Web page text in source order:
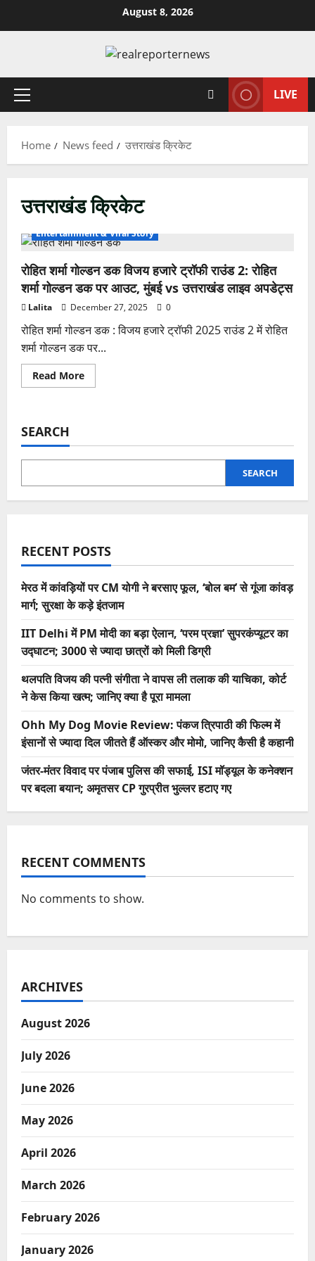
August 8, 2026
Primary
LIVE
Home News feed उत्तराखंड क्रिकेट
उत्तराखंड क्रिकेट
Entertainment & Viral Story
रोहित शर्मा गोल्डन डक विजय हजारे ट्रॉफी राउंड 2: रोहित
शर्मा गोल्डन डक पर आउट, मुंबई vs उत्तराखंड लाइव अपडेट्स
Lalita December 27, 2025 0
रोहित शर्मा गोल्डन डक : विजय हजारे ट्रॉफी 2025 राउंड 2 में रोहित
शर्मा गोल्डन डक पर...
Read MoreRead
more
विजय
ट्रॉफी
2:
शर्मा
मुंबई
vs
लाइव
अपडेट्स
SEARCH
SEARCH
RECENT POSTS
मेरठ में कांवड़ियों पर CM योगी ने बरसाए फूल, ‘बोल बम’ से गूंजा कांवड़
मार्ग; सुरक्षा के कड़े इंतजाम
IIT Delhi में PM मोदी का बड़ा ऐलान, ‘परम प्रज्ञा’ सुपरकंप्यूटर का
उद्घाटन; 3000 से ज्यादा छात्रों को मिली डिग्री
थलपति विजय की पत्नी संगीता ने वापस ली तलाक की याचिका, कोर्ट
ने केस किया खत्म; जानिए क्या है पूरा मामला
Ohh My Dog Movie Review: पंकज त्रिपाठी की फिल्म में
इंसानों से ज्यादा दिल जीतते हैं ऑस्कर और मोमो, जानिए कैसी है कहानी
जंतर-मंतर विवाद पर पंजाब पुलिस की सफाई, ISI मॉड्यूल के कनेक्शन
पर बदला बयान; अमृतसर CP गुरप्रीत भुल्लर हटाए गए
RECENT COMMENTS
No comments to show.
ARCHIVES
August 2026
July 2026
June 2026
May 2026
April 2026
March 2026
February 2026
January 2026